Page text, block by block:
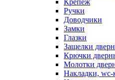
Крепеж
Ручки
Доводчики
Замки
Глазки
Защелки
Крючки
Молотки
Накладки, wc-